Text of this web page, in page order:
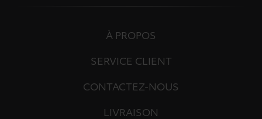
À PROPOS
SERVICE CLIENT
CONTACTEZ-NOUS
LIVRAISON